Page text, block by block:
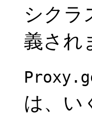
シクラ
義され
は、い